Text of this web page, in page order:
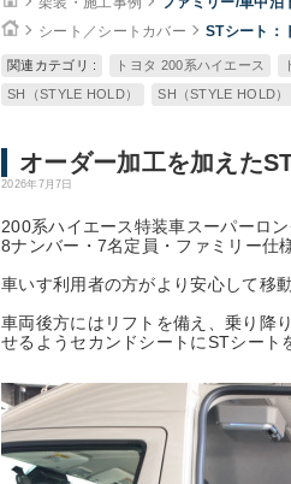
シート／シートカバー
STシート：
関連カテゴリ : トヨタ 200系ハイエース
SH（STYLE HOLD）
SH（STYLE HOLD
オーダー加工を加えた
2026年7月7日
200系ハイエース特装車スーパーロ
8ナンバー・7名定員・ファミリー仕
車いす利用者の方がより安心して移
車両後方にはリフトを備え、乗り降
せるようセカンドシートにSTシート